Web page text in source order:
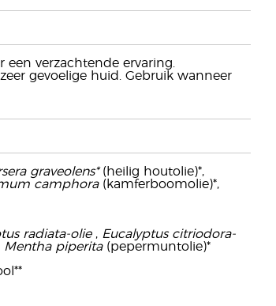
een verzachtende ervaring.
gevoelige huid. Gebruik wanneer
graveolens*(heilig houtolie)*,
camphora(kamferboomolie)*,
radiata-olie, Eucalyptus citriodora-
Mentha piperita(pepermuntolie)*